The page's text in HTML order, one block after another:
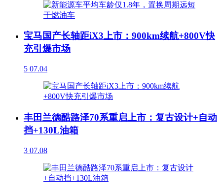
宝马国产长轴距iX3上市：900km续航+800V快
充引爆市场
5 07.04
丰田兰德酷路泽70系重启上市：复古设计+自动
挡+130L油箱
3 07.08